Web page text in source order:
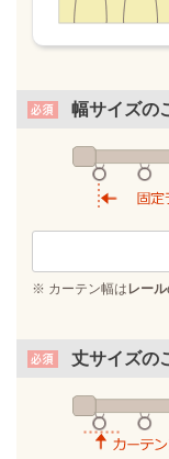
幅サイズの
※ カーテン幅は レー
丈サイズの